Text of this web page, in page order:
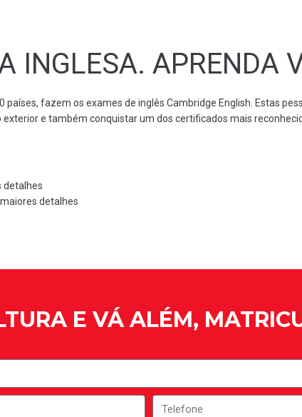
INGLESA. APRENDA
países, fazem os exames de inglês Cambridge English. Estas
e também conquistar um dos certificados mais
detalhes
detalhes
E VÁ ALÉM,